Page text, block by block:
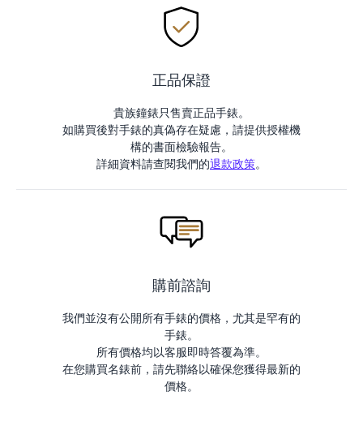
正品保證
貴族鐘錶只售賣正品手錶。
如購買後對手錶的真偽存在疑慮，請提供授權機
構的書面檢驗報告。
詳細資料請查閱我們的退款政策。
購前諮詢
我們並沒有公開所有手錶的價格，尤其是罕有的
手錶。
所有價格均以客服即時答覆為準。
在您購買名錶前，請先聯絡以確保您獲得最新的
價格。